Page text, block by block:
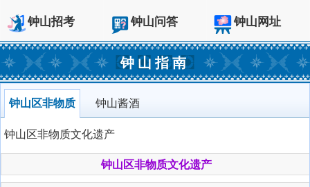
钟山招考 钟山问答 钟山网址
钟山指南
钟山区非物质
文化遗产
钟山酱酒
钟山区非物质文化遗产
钟山区非物质文化遗产